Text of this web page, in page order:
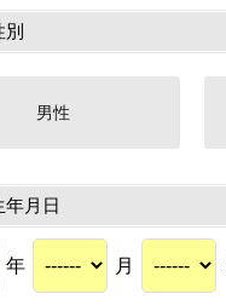
別
男性
年月日
年 月